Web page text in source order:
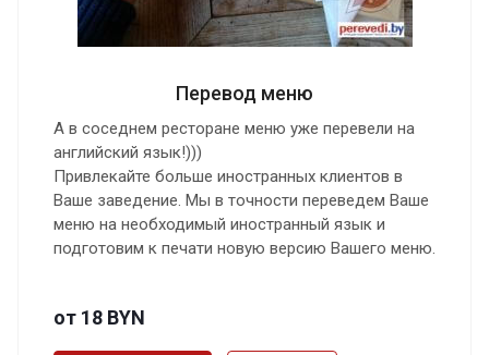
Перевод меню
А в соседнем ресторане меню уже перевели на
английский язык!)))
Привлекайте больше иностранных клиентов в
Ваше заведение. Мы в точности переведем Ваше
меню на необходимый иностранный язык и
подготовим к печати новую версию Вашего меню.
от 18 BYN